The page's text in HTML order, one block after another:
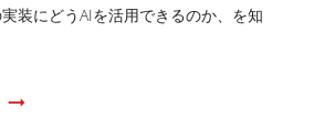
装にどうAIを活用できるのか、を知